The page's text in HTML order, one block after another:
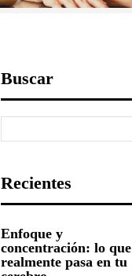
Buscar
Recientes
Enfoque y
concentración: lo que
realmente pasa en tu